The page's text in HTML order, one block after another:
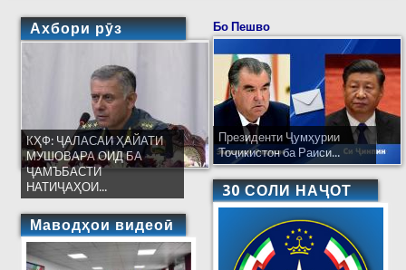
Ахбори рӯз
КҲФ: ҶАЛАСАИ ҲАЙАТИ
МУШОВАРА ОИД БА
ҶАМЪБАСТИ
НАТИҶАҲОИ...
Маводҳои видеоӣ
Бо Пешво
Президенти Ҷумҳурии
Тоҷикистон ба Раиси...
30 СОЛИ НАҶОТ